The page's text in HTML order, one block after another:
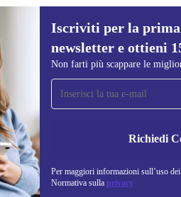
Iscriviti per la
newsletter e ottieni
Non farti più scappare le
Richiedi
Per maggiori informazioni sull’uso
Normativa sulla privacy
per la prima volta alla
e ottieni 15€ di sconto!
farti più scappare le migliori
ITALIA - RETHINK NEW.